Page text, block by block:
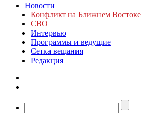
Новости
Конфликт на Ближнем Востоке
СВО
Интервью
Программы и ведущие
Сетка вещания
Редакция